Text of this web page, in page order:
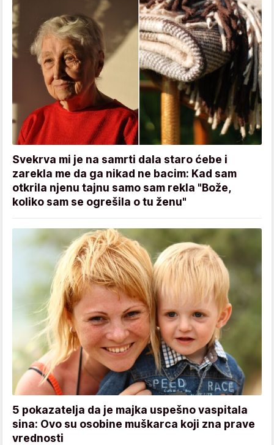
Svekrva mi je na samrti dala staro ćebe i
zarekla me da ga nikad ne bacim: Kad sam
otkrila njenu tajnu samo sam rekla "Bože,
koliko sam se ogrešila o tu ženu"
5 pokazatelja da je majka uspešno vaspitala
sina: Ovo su osobine muškarca koji zna prave
vrednosti